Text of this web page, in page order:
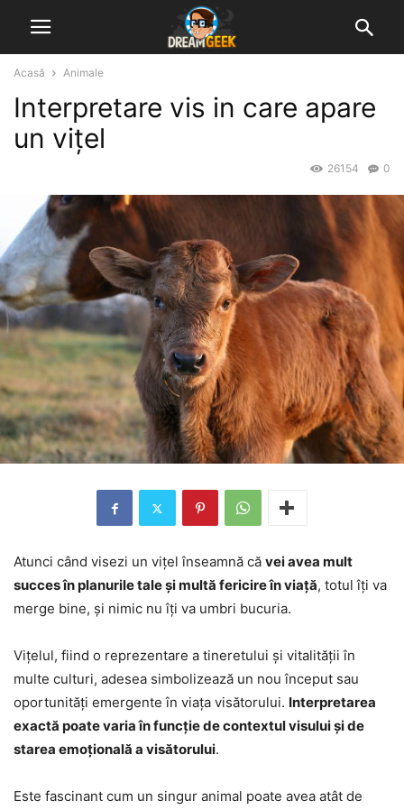
Acasă Animale
Interpretare vis in care apare
un vițel
0
26154
Atunci când visezi un vițel înseamnă că vei avea mult
succes în planurile tale și multă fericire în viață, totul îți va
merge bine, și nimic nu îți va umbri bucuria.
Vițelul, fiind o reprezentare a tineretului și vitalității în
multe culturi, adesea simbolizează un nou început sau
oportunități emergente în viața visătorului. Interpretarea
exactă poate varia în funcție de contextul visului și de
starea emoțională a visătorului.
Este fascinant cum un singur animal poate avea atât de